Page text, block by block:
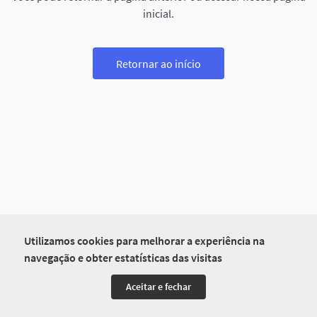
Utilizamos cookies para melhorar a experiência na
navegação e obter estatísticas das visitas
Aceitar e fechar
inicial.
Retornar ao início